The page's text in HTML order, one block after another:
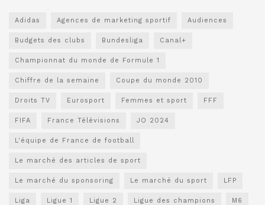
Adidas Agences de marketing sportif Audiences
Budgets des clubs Bundesliga Canal+
Championnat du monde de Formule 1
Chiffre de la semaine Coupe du monde 2010
Droits TV Eurosport Femmes et sport FFF
FIFA France Télévisions JO 2024
L'équipe de France de football
Le marché des articles de sport
Le marché du sponsoring Le marché du sport LFP
Liga Ligue 1 Ligue 2 Ligue des champions M6